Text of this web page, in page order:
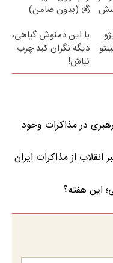
💰 (بدون ضامن)
با این دمنوش گیاهی،
دیگه نگران کبد چرب
نباش!
در مذاکرات وجود
از مذاکرات ایران
این هفته؟